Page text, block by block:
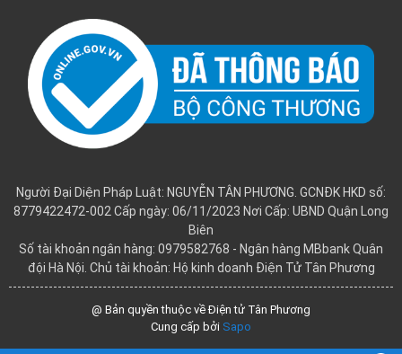
Người Đại Diện Pháp Luật: NGUYỄN TÂN PHƯƠNG. GCNĐK HKD số:
8779422472-002 Cấp ngày: 06/11/2023 Nơi Cấp: UBND Quận Long
Biên
Số tài khoản ngân hàng: 0979582768 - Ngân hàng MBbank Quân
đội Hà Nội. Chủ tài khoản: Hộ kinh doanh Điện Tử Tân Phương
@ Bản quyền thuộc về Điện tử Tân Phương
Cung cấp bởi Sapo